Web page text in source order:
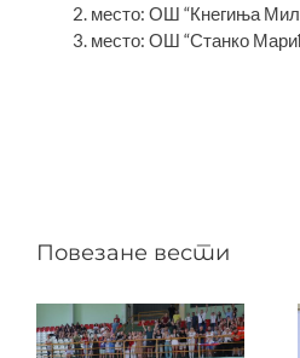
2. место: ОШ “Кнегиња
3. место: ОШ “Станко
Повезане вести